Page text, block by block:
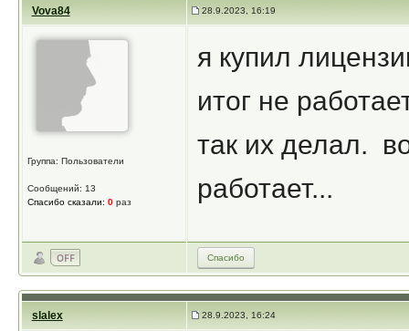
Vova84 28.9.2023, 16:19
Группа: Пользователи
Сообщений: 13
Спасибо сказали: 0раз
я купил
итог не
так их делал.
работает...
Спасибо
slalex 28.9.2023, 16:24